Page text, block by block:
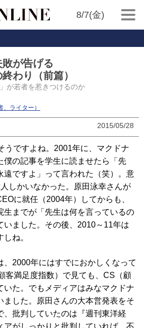
8/7(金)
が告げる
わり（前篇）
が若者を惹きつけるのか
、ライター）
2015/05/28
うですよね。2001年に、マクドナ
僕の記事を学生に読ませたら「先
遠ですよ」って言われた（笑）。意
しかいなかった。原田泳幸さんが
に就任（2004年）してからも、
生までが「先生は何を言っているの
いました。その後、2010～11年は
ね。
2000年にはすでにおかしくなって
客満足度指数）で見ても、CS（顧
いた。でもメディアはみなマクドナ
ました。原田さんの大本営発表をそ
、批判していたのは『週刊東洋経
アがしっかりと批判していれば、不